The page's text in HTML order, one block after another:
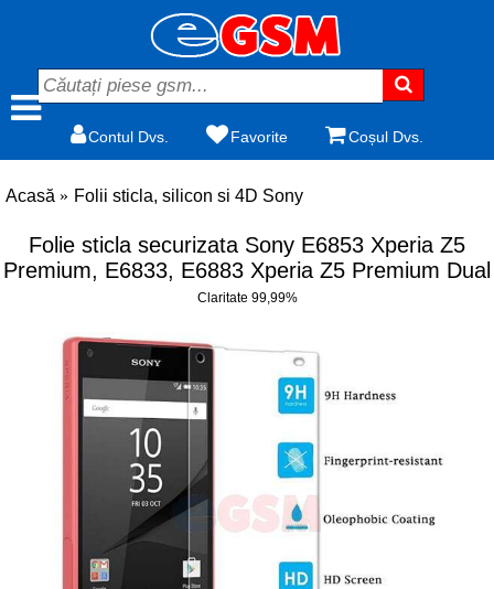
Contul Dvs. Favorite Coșul Dvs.
Acasă Folii sticla, silicon si 4D Sony
Folie sticla securizata Sony E6853 Xperia Z5
Premium, E6833, E6883 Xperia Z5 Premium Dual
Claritate 99,99%